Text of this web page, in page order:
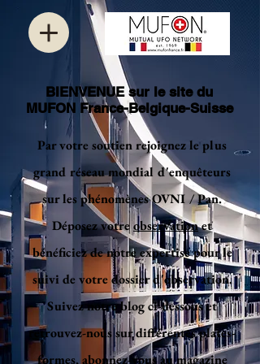
BIENVENUE sur le site du
MUFON France-Belgique-Suisse
Par votre soutien rejoignez le plus
grand réseau mondial d'enquêteurs
sur les phénomènes OVNI / Pan.
Déposez votreobservationet
bénéficiez de notre expertise pour le
suivi de votre dossier d'observation.
Suivez notre blog ci-dessous et
retrouvez-nous sur différentes plates-
formes, abonnez-vous au magazine